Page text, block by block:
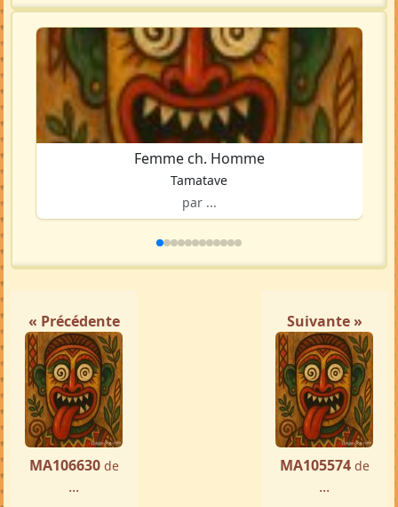
Femme ch. Homme
Tamatave
par ...
« Précédente
MA106630 de
...
Suivante »
MA105574 de
...